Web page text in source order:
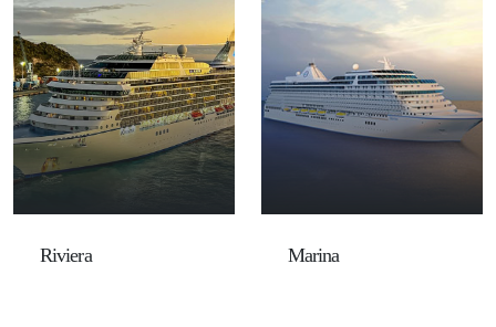
Riviera Marina